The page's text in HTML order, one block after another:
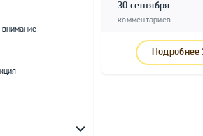
внимание
30 сентября
комментариев
Подробнее